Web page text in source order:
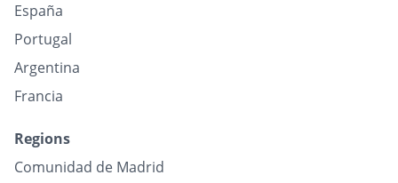
España
Portugal
Argentina
Francia
Regions
Comunidad de Madrid